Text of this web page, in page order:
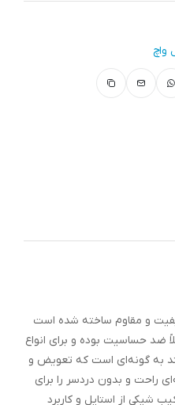
واچ
و مقاوم ساخته شده است
ضد حساسیت بوده و برای انواع
به گونه‌ای است که تعویض و
راحت و بدون دردسر را برای
شیکی از استایل و کاربرد